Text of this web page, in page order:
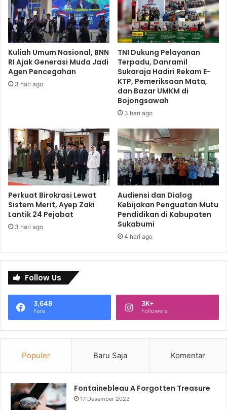
Kuliah Umum Nasional, BNN
RI Ajak Generasi Muda Jadi
Agen Pencegahan
3 hari ago
TNI Dukung Pelayanan
Terpadu, Danramil
Sukaraja Hadiri Rekam E-
KTP, Pemeriksaan Mata,
dan Bazar UMKM di
Bojongsawah
3 hari ago
Perkuat Birokrasi Lewat
Sistem Merit, Ayep Zaki
Lantik 24 Pejabat
3 hari ago
Audiensi dan Dialog
Kebijakan Penguatan Mutu
Pendidikan di Kabupaten
Sukabumi
4 hari ago
Follow Us
3,648
Fans
3K+
Followers
Populer Baru Saja Komentar
Fontainebleau A Forgotten Treasure
17 Desember 2022